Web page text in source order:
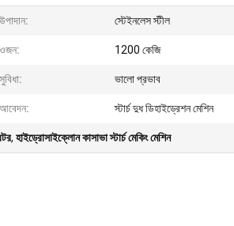
উপাদান: স্টেইনলেস স্টীল
ওজন: 1200 কেজি
সুবিধা: ভালো প্রভাব
আবেদন: স্টার্চ দুধ ডিহাইড্রেশন মেশিন
, হাইড্রোসাইক্লোন কাসাভা স্টার্চ মেকিং মেশিন